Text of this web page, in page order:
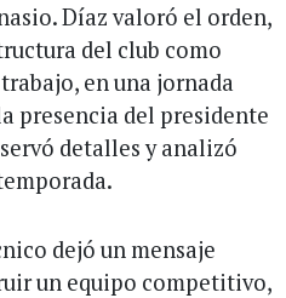
Díaz valoró el orden,
del club como
en una jornada
presencia del presidente
detalles y analizó
dejó un mensaje
un equipo competitivo,